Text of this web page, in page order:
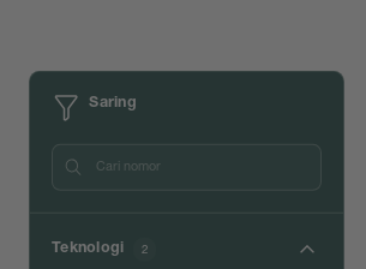
Saring
Teknologi 2